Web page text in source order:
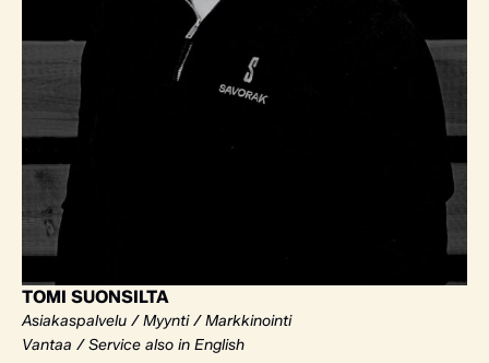
TOMI SUONSILTA
Asiakaspalvelu / Myynti / Markkinointi
Vantaa / Service also in English